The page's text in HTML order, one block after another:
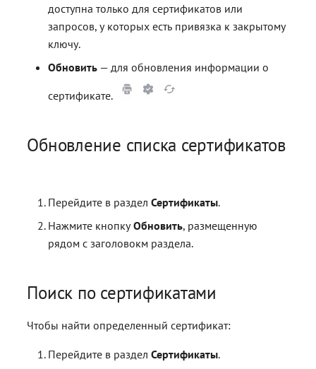
доступна только для сертификатов или
запросов, у которых есть привязка к закрытому
ключу.
Обновить — для обновления информации о
сертификате.
Обновление списка сертификатов
Перейдите в разделСертификаты.
Нажмите кнопкуОбновить, размещенную
рядом с заголовокм раздела.
Поиск по сертификатами
Чтобы найти определенный сертификат:
Перейдите в разделСертификаты.